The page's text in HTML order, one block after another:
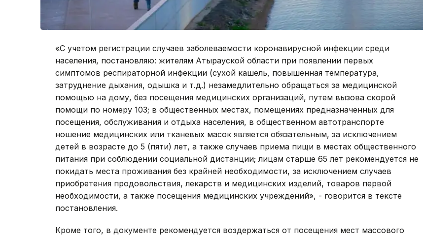
«С учетом регистрации случаев заболеваемости коронавирусной инфекции среди
населения, постановляю: жителям Атырауской области при появлении первых
симптомов респираторной инфекции (сухой кашель, повышенная температура,
затруднение дыхания, одышка и т.д.) незамедлительно обращаться за медицинской
помощью на дому, без посещения медицинских организаций, путем вызова скорой
помощи по номеру 103; в общественных местах, помещениях предназначенных для
посещения, обслуживания и отдыха населения, в общественном автотранспорте
ношение медицинских или тканевых масок является обязательным, за исключением
детей в возрасте до 5 (пяти) лет, а также случаев приема пищи в местах общественного
питания при соблюдении социальной дистанции; лицам старше 65 лет рекомендуется не
покидать места проживания без крайней необходимости, за исключением случаев
приобретения продовольствия, лекарств и медицинских изделий, товаров первой
необходимости, а также посещения медицинских учреждений», - говорится в тексте
постановления.
Кроме того, в документе рекомендуется воздержаться от посещения мест массового